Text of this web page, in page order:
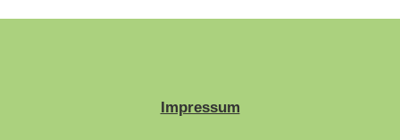
Impressum